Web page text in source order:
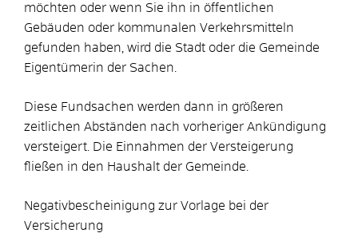
möchten oder wenn Sie ihn in öffentlichen
Gebäuden oder kommunalen Verkehrsmitteln
gefunden haben, wird die Stadt oder die Gemeinde
Eigentümerin der Sachen.
Diese Fundsachen werden dann in größeren
zeitlichen Abständen nach vorheriger Ankündigung
versteigert. Die Einnahmen der Versteigerung
fließen in den Haushalt der Gemeinde.
Negativbescheinigung zur Vorlage bei der
Versicherung